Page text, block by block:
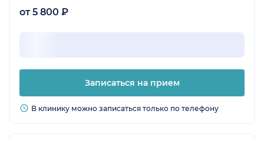
от 5 800 ₽
Записаться на прием
В клинику можно записаться только по телефону